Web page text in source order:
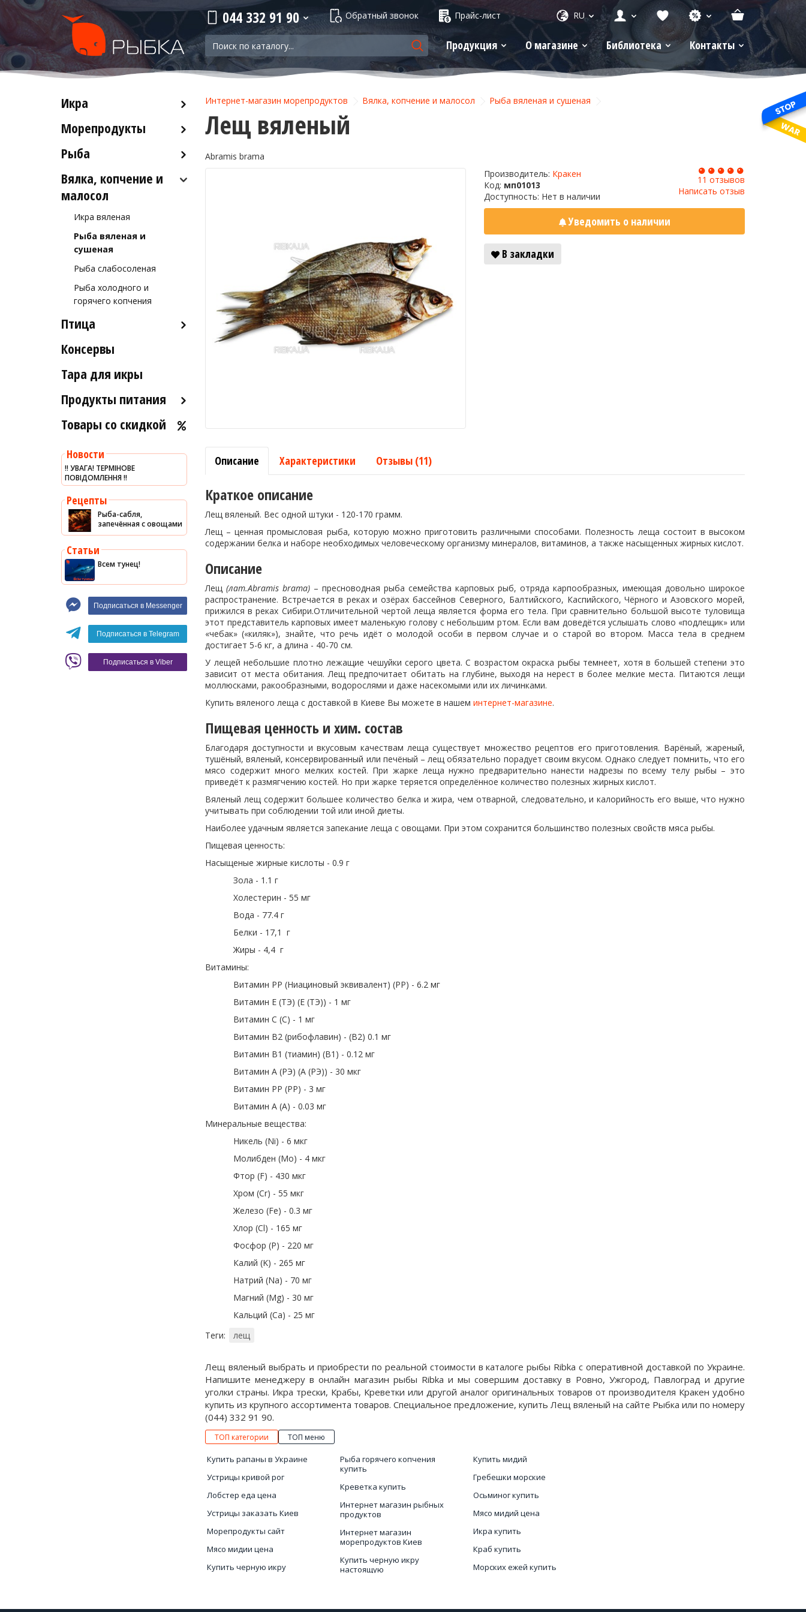
044 332 91 90 Обратный звонок Прайс-лист RU
Продукция О магазине Библиотека Контакты
Икра
Красная икра
Морепродукты
Кальмары
Крабы
Лобстеры / Омары
Мидии
Морской коктейль
Морские ежи
Мясо гребешка
Рапаны
Устрицы
Другое
Рыба
Рыба деликатесных сортов
Рыба столовых сортов
Вялка, копчение и
малосол
Икра вяленая
Рыба вяленая и
сушеная
Рыба слабосоленая
Рыба холодного и
горячего копчения
Птица
Индейка
Консервы
Тара для икры
Продукты питания
Оливковое масло
Уксус
Сыры
Соусы
Сладости
Рис
Оливки
Мясные изделия
Вино
Белое вино
Красное вино
Кофе
Blaser
Товары со скидкой
Новости
‼️ УВАГА! ТЕРМІНОВЕ
ПОВІДОМЛЕННЯ ‼️
Рецепты
Рыба-сабля,
запечённая с овощами
Статьи
Всем тунец!
Подписаться в Messenger
Подписаться в Telegram
Подписаться в Viber
Интернет-магазин морепродуктов Вялка, копчение и малосол Рыба вяленая и сушеная
Лещ вяленый
Abramis brama
Производитель: Кракен
Код: мп01013
Доступность: Нет в наличии
11 отзывов
Написать отзыв
Уведомить о наличии
В закладки
Описание Характеристики Отзывы (11)
Краткое описание
Лещ вяленый. Вес одной штуки - 120-170 грамм.
Лещ – ценная промысловая рыба, которую можно приготовить различными способами. Полезность леща состоит в высоком
содержании белка и наборе необходимых человеческому организму минералов, витаминов, а также насыщенных жирных кислот.
Описание
Лещ (лат.Abramis brama) – пресноводная рыба семейства карповых рыб, отряда карпообразных, имеющая довольно широкое
распространение. Встречается в реках и озёрах бассейнов Северного, Балтийского, Каспийского, Чёрного и Азовского морей,
прижился в реках Сибири.Отличительной чертой леща является форма его тела. При сравнительно большой высоте туловища
этот представитель карповых имеет маленькую голову с небольшим ртом. Если вам доведётся услышать слово «подлещик» или
«чебак» («киляк»), знайте, что речь идёт о молодой особи в первом случае и о старой во втором. Масса тела в среднем
достигает 5-6 кг, а длина - 40-70 см.
У лещей небольшие плотно лежащие чешуйки серого цвета. С возрастом окраска рыбы темнеет, хотя в большей степени это
зависит от места обитания. Лещ предпочитает обитать на глубине, выходя на нерест в более мелкие места. Питаются лещи
моллюсками, ракообразными, водорослями и даже насекомыми или их личинками.
Купить вяленого леща с доставкой в Киеве Вы можете в нашем интернет-магазине.
Пищевая ценность и хим. состав
Благодаря доступности и вкусовым качествам леща существует множество рецептов его приготовления. Варёный, жареный,
тушёный, вяленый, консервированный или печёный – лещ обязательно порадует своим вкусом. Однако следует помнить, что его
мясо содержит много мелких костей. При жарке леща нужно предварительно нанести надрезы по всему телу рыбы – это
приведёт к размягчению костей. Но при жарке теряется определённое количество полезных жирных кислот.
Вяленый лещ содержит большее количество белка и жира, чем отварной, следовательно, и калорийность его выше, что нужно
учитывать при соблюдении той или иной диеты.
Наиболее удачным является запекание леща с овощами. При этом сохранится большинство полезных свойств мяса рыбы.
Пищевая ценность:
Насыщеные жирные кислоты - 0.9 г
Зола - 1.1 г
Холестерин - 55 мг
Вода - 77.4 г
Белки - 17,1 г
Жиры - 4,4 г
Витамины:
Витамин PP (Ниациновый эквивалент) (PP) - 6.2 мг
Витамин E (ТЭ) (E (ТЭ)) - 1 мг
Витамин C (C) - 1 мг
Витамин B2 (рибофлавин) - (B2) 0.1 мг
Витамин B1 (тиамин) (B1) - 0.12 мг
Витамин A (РЭ) (A (РЭ)) - 30 мкг
Витамин PP (PP) - 3 мг
Витамин A (A) - 0.03 мг
Минеральные вещества:
Никель (Ni) - 6 мкг
Молибден (Mo) - 4 мкг
Фтор (F) - 430 мкг
Хром (Cr) - 55 мкг
Железо (Fe) - 0.3 мг
Хлор (Cl) - 165 мг
Фосфор (P) - 220 мг
Калий (K) - 265 мг
Натрий (Na) - 70 мг
Магний (Mg) - 30 мг
Кальций (Ca) - 25 мг
Теги:
лещ
Лещ вяленый выбрать и приобрести по реальной стоимости в каталоге рыбы Ribka с оперативной доставкой по Украине.
Напишите менеджеру в онлайн магазин рыбы Ribka и мы совершим доставку в Ровно, Ужгород, Павлоград и другие
уголки страны. Икра трески, Крабы, Креветки или другой аналог оригинальных товаров от производителя Кракен удобно
купить из крупного ассортимента товаров. Специальное предложение, купить Лещ вяленый на сайте Рыбка или по номеру
(044) 332 91 90.
ТОП категории ТОП меню
Купить рапаны в Украине
Устрицы кривой рог
Лобстер еда цена
Устрицы заказать Киев
Морепродукты сайт
Мясо мидии цена
Купить черную икру
Рыба горячего копчения
купить
Креветка купить
Интернет магазин рыбных
продуктов
Интернет магазин
морепродуктов Киев
Купить черную икру
настоящую
Купить мидий
Гребешки морские
Осьминог купить
Мясо мидий цена
Икра купить
Краб купить
Морских ежей купить